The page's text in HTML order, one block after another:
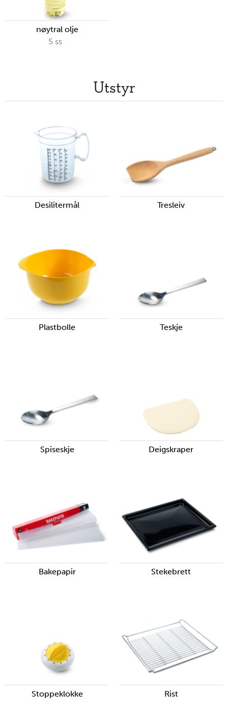
nøytral olje
5 ss
Utstyr
Desilitermål Tresleiv
Plastbolle Teskje
Spiseskje Deigskraper
Bakepapir Stekebrett
Stoppeklokke Rist